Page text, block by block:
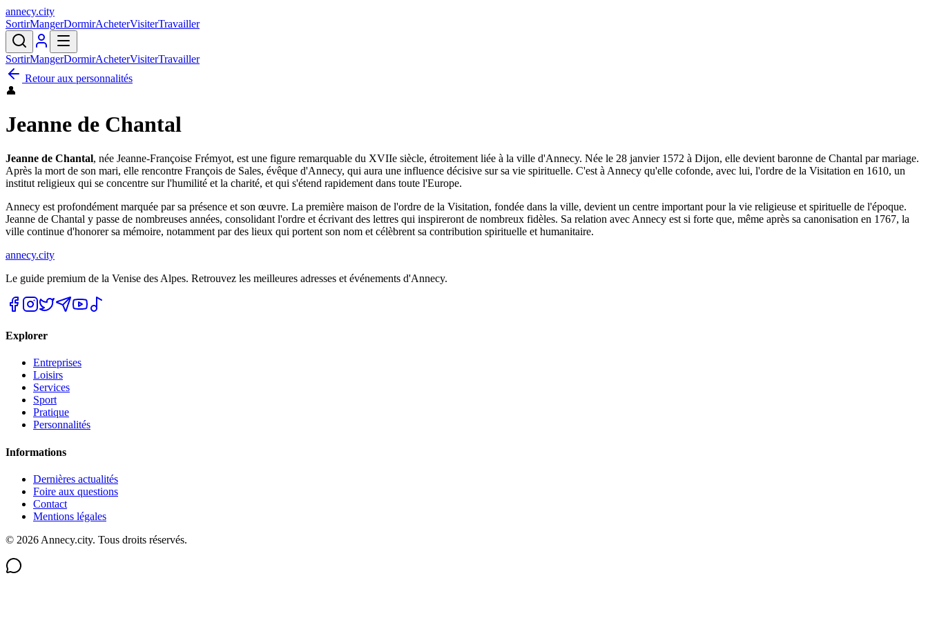
annecy.city
SortirMangerDormirAcheterVisiterTravailler
SortirMangerDormirAcheterVisiterTravailler
Retour aux personnalités
👤
Jeanne de Chantal
Jeanne de Chantal, née Jeanne-Françoise Frémyot, est une figure remarquable du XVIIe siècle, étroitement liée à la ville d'Annecy. Née le 28 janvier 1572 à Dijon, elle devient baronne de Chantal par mariage.
Après la mort de son mari, elle rencontre François de Sales, évêque d'Annecy, qui aura une influence décisive sur sa vie spirituelle. C'est à Annecy qu'elle cofonde, avec lui, l'ordre de la Visitation en 1610, un
institut religieux qui se concentre sur l'humilité et la charité, et qui s'étend rapidement dans toute l'Europe.
Annecy est profondément marquée par sa présence et son œuvre. La première maison de l'ordre de la Visitation, fondée dans la ville, devient un centre important pour la vie religieuse et spirituelle de l'époque.
Jeanne de Chantal y passe de nombreuses années, consolidant l'ordre et écrivant des lettres qui inspireront de nombreux fidèles. Sa relation avec Annecy est si forte que, même après sa canonisation en 1767, la
ville continue d'honorer sa mémoire, notamment par des lieux qui portent son nom et célèbrent sa contribution spirituelle et humanitaire.
annecy.city
Le guide premium de la Venise des Alpes. Retrouvez les meilleures adresses et événements d'Annecy.
Explorer
Entreprises
Loisirs
Services
Sport
Pratique
Personnalités
Informations
Dernières actualités
Foire aux questions
Contact
Mentions légales
© 2026 Annecy.city. Tous droits réservés.